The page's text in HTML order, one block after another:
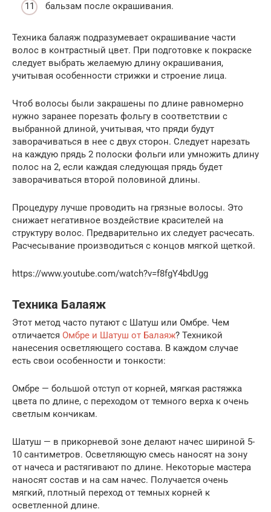
бальзам после окрашивания.
Техника балаяж подразумевает окрашивание части
волос в контрастный цвет. При подготовке к покраске
следует выбрать желаемую длину окрашивания,
учитывая особенности стрижки и строение лица.
Чтоб волосы были закрашены по длине равномерно
нужно заранее порезать фольгу в соответствии с
выбранной длиной, учитывая, что пряди будут
заворачиваться в нее с двух сторон. Следует нарезать
на каждую прядь 2 полоски фольги или умножить длину
полос на 2, если каждая следующая прядь будет
заворачиваться второй половиной длины.
Процедуру лучше проводить на грязные волосы. Это
снижает негативное воздействие красителей на
структуру волос. Предварительно их следует расчесать.
Расчесывание производиться с концов мягкой щеткой.
https://www.youtube.com/watch?v=f8fgY4bdUgg
Техника Балаяж
Этот метод часто путают с Шатуш или Омбре. Чем
отличается Омбре и Шатуш от Балаяж? Техникой
нанесения осветляющего состава. В каждом случае
есть свои особенности и тонкости:
Омбре — большой отступ от корней, мягкая растяжка
цвета по длине, с переходом от темного верха к очень
светлым кончикам.
Шатуш — в прикорневой зоне делают начес шириной 5-
10 сантиметров. Осветляющую смесь наносят на зону
от начеса и растягивают по длине. Некоторые мастера
наносят состав и на сам начес. Получается очень
мягкий, плотный переход от темных корней к
осветленной длине.